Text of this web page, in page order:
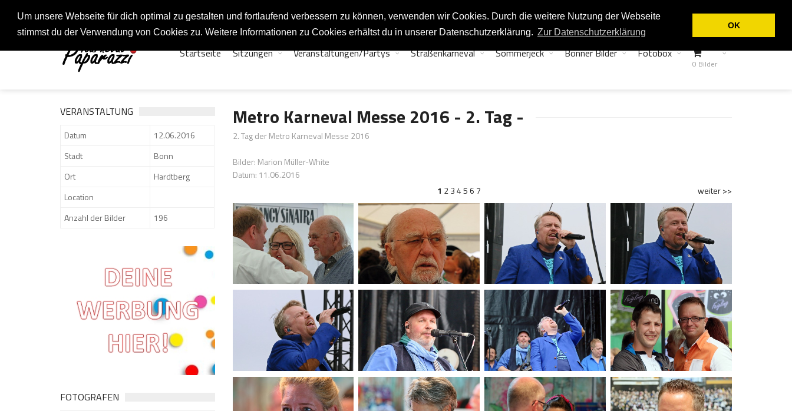
Um unsere Webseite für dich optimal zu gestalten und fortlaufend verbessern zu können, verwenden wir Cookies. Durch die weitere Nutzung der Webseite
stimmst du der Verwendung von Cookies zu. Weitere Informationen zu Cookies erhältst du in unserer Datenschutzerklärung. Zur Datenschutzerklärung
OK
Fotos rund um den Fastelovend Login Kontakt
Startseite Sitzungen Veranstaltungen/Partys Straßenkarneval Sommerjeck Bonner Bilder Fotobox
0 Bilder
VERANSTALTUNG
Datum
12.06.2016
Stadt
Bonn
Ort
Hardtberg
Location
Anzahl der Bilder
196
FOTOGRAFEN
Metro Karneval Messe 2016 - 2. Tag -
2. Tag der Metro Karneval Messe 2016
Bilder: Marion Müller-White
Datum: 11.06.2016
1 23 45 6 7 weiter >>